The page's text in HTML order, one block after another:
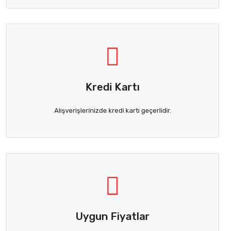
Kredi Kartı
Alışverişlerinizde kredi kartı geçerlidir.
Uygun Fiyatlar